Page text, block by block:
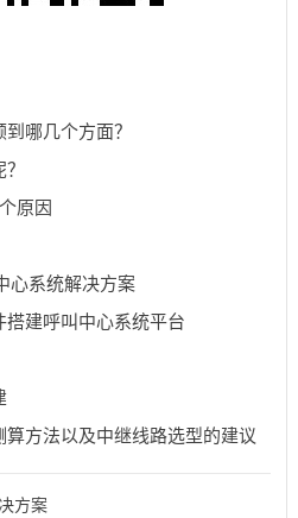
哪几个方面？
原因
心系统解决方案
建呼叫中心系统平台
方法以及中继线路选型的建议
方案